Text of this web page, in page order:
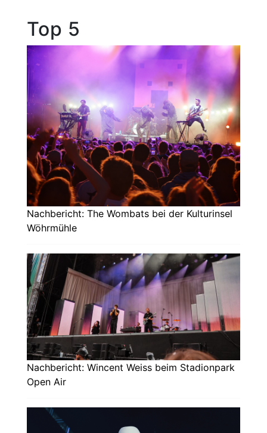
Top 5
Nachbericht: The Wombats bei der Kulturinsel
Wöhrmühle
Nachbericht: Wincent Weiss beim Stadionpark
Open Air